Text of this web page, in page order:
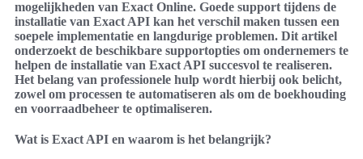
mogelijkheden van Exact Online. Goede support tijdens de
installatie van Exact API kan het verschil maken tussen een
soepele implementatie en langdurige problemen. Dit artikel
onderzoekt de beschikbare supportopties om ondernemers te
helpen de installatie van Exact API succesvol te realiseren.
Het belang van professionele hulp wordt hierbij ook belicht,
zowel om processen te automatiseren als om de boekhouding
en voorraadbeheer te optimaliseren.
Wat is Exact API en waarom is het belangrijk?